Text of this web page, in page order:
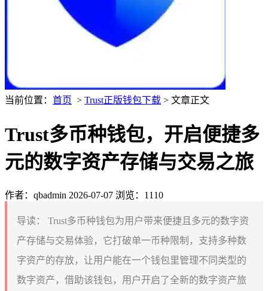
当前位置： 首页 > Trust正版钱包下载 > 文章正文
Trust多币种钱包，开启便捷多
元的数字资产存储与交易之旅
作者：qbadmin 2026-07-07 浏览：1110
导读：
Trust多币种钱包为用户带来便捷且多元的数字资
产存储与交易体验，它打破单一币种限制，支持多种数
字资产的存放，让用户能在一个钱包里管理不同类型的
数字资产，借助该钱包，用户开启了全新的数字资产旅